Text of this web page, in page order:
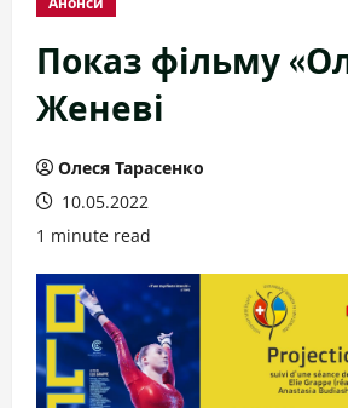
Показ фільму
Женеві
Олеся Тарасенко
10.05.2022
1 minute read